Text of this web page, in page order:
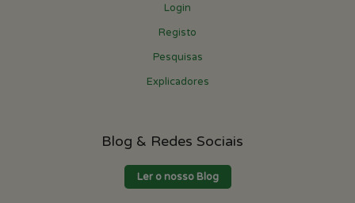
Login
Registo
Pesquisas
Explicadores
Blog & Redes Sociais
Ler o nosso Blog